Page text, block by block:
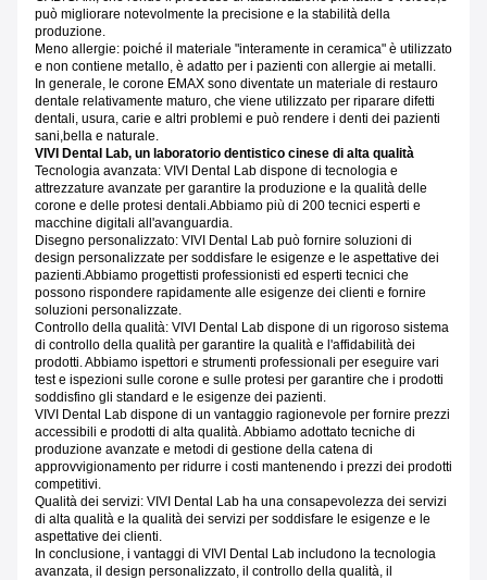
può migliorare notevolmente la precisione e la stabilità della
produzione.
Meno allergie: poiché il materiale "interamente in ceramica" è utilizzato
e non contiene metallo, è adatto per i pazienti con allergie ai metalli.
In generale, le corone EMAX sono diventate un materiale di restauro
dentale relativamente maturo, che viene utilizzato per riparare difetti
dentali, usura, carie e altri problemi e può rendere i denti dei pazienti
sani,bella e naturale.
VIVI Dental Lab, un laboratorio dentistico cinese di alta qualità
Tecnologia avanzata: VIVI Dental Lab dispone di tecnologia e
attrezzature avanzate per garantire la produzione e la qualità delle
corone e delle protesi dentali.Abbiamo più di 200 tecnici esperti e
macchine digitali all'avanguardia.
Disegno personalizzato: VIVI Dental Lab può fornire soluzioni di
design personalizzate per soddisfare le esigenze e le aspettative dei
pazienti.Abbiamo progettisti professionisti ed esperti tecnici che
possono rispondere rapidamente alle esigenze dei clienti e fornire
soluzioni personalizzate.
Controllo della qualità: VIVI Dental Lab dispone di un rigoroso sistema
di controllo della qualità per garantire la qualità e l'affidabilità dei
prodotti.Abbiamo ispettori e strumenti professionali per eseguire vari
test e ispezioni sulle corone e sulle protesi per garantire che i prodotti
soddisfino gli standard e le esigenze dei pazienti.
VIVI Dental Lab dispone di un vantaggio ragionevole per fornire prezzi
accessibili e prodotti di alta qualità.Abbiamo adottato tecniche di
produzione avanzate e metodi di gestione della catena di
approvvigionamento per ridurre i costi mantenendo i prezzi dei prodotti
competitivi.
Qualità dei servizi: VIVI Dental Lab ha una consapevolezza dei servizi
di alta qualità e la qualità dei servizi per soddisfare le esigenze e le
aspettative dei clienti.
In conclusione, i vantaggi di VIVI Dental Lab includono la tecnologia
avanzata, il design personalizzato, il controllo della qualità, il